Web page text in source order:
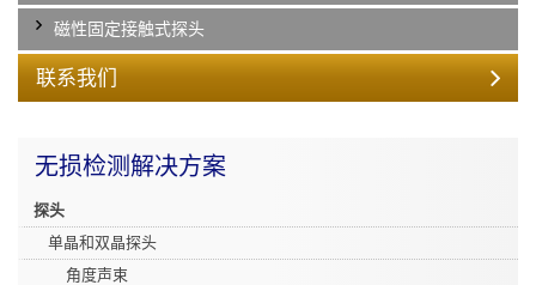
磁性固定接触式探头
联系我们
无损检测解决方案
探头
单晶和双晶探头
角度声束